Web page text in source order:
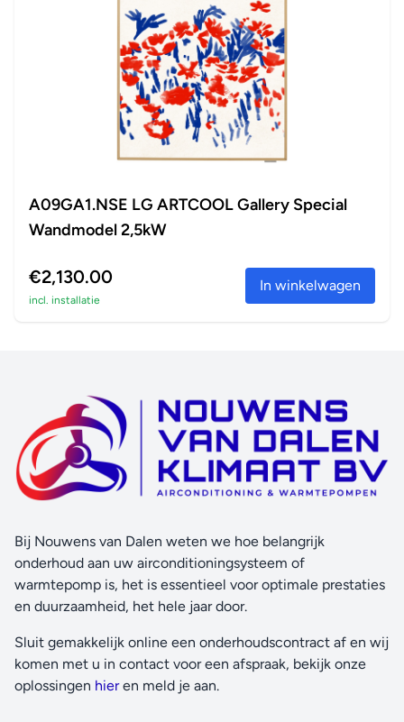
A09GA1.NSE LG ARTCOOL Gallery Special
Wandmodel 2,5kW
€2,130.00
incl. installatie
In winkelwagen
Bij Nouwens van Dalen weten we hoe belangrijk
onderhoud aan uw airconditioningsysteem of
warmtepomp is, het is essentieel voor optimale prestaties
en duurzaamheid, het hele jaar door.
Sluit gemakkelijk online een onderhoudscontract af en wij
komen met u in contact voor een afspraak, bekijk onze
oplossingen hieren meld je aan.